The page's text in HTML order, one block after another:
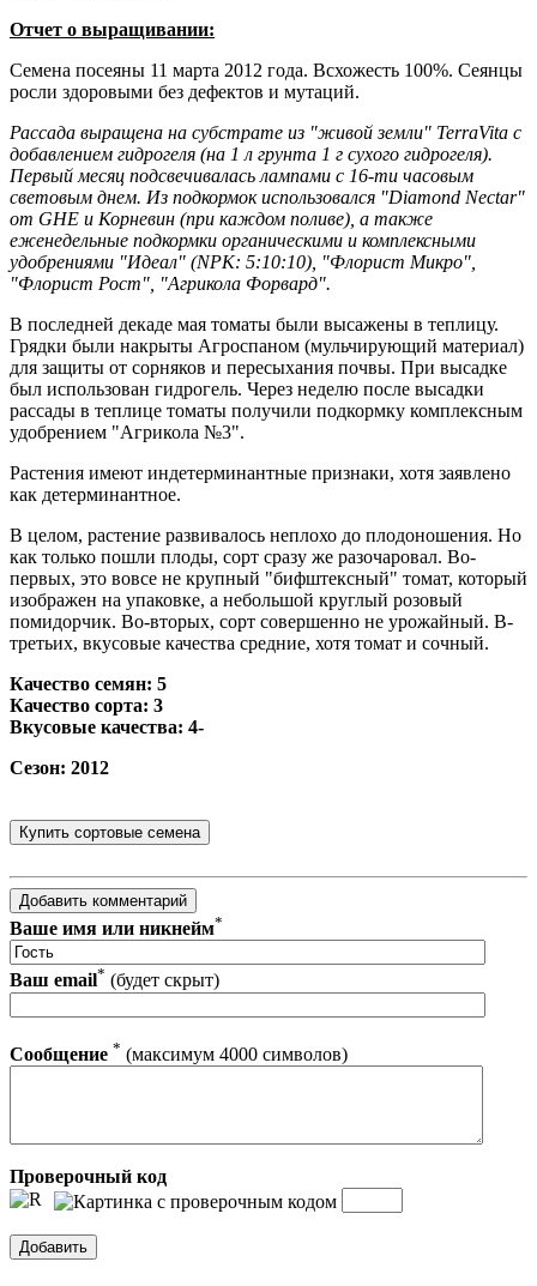
Отчет о выращивании:
Семена посеяны 11 марта 2012 года. Всхожесть 100%. Сеянцы
росли здоровыми без дефектов и мутаций.
Рассада выращена на субстрате из "живой земли" TerraVita с
добавлением гидрогеля (на 1 л грунта 1 г сухого гидрогеля).
Первый месяц подсвечивалась лампами с 16-ти часовым
световым днем. Из подкормок использовался "Diamond Nectar"
от GHE и Корневин (при каждом поливе), а также
еженедельные подкормки органическими и комплексными
удобрениями "Идеал" (NPK: 5:10:10), "Флорист Микро",
"Флорист Рост", "Агрикола Форвард".
В последней декаде мая томаты были высажены в теплицу.
Грядки были накрыты Агроспаном (мульчирующий материал)
для защиты от сорняков и пересыхания почвы. При высадке
был использован гидрогель. Через неделю после высадки
рассады в теплице томаты получили подкормку комплексным
удобрением "Агрикола №3".
Растения имеют индетерминантные признаки, хотя заявлено
как детерминантное.
В целом, растение развивалось неплохо до плодоношения. Но
как только пошли плоды, сорт сразу же разочаровал. Во-
первых, это вовсе не крупный "бифштексный" томат, который
изображен на упаковке, а небольшой круглый розовый
помидорчик. Во-вторых, сорт совершенно не урожайный. В-
третьих, вкусовые качества средние, хотя томат и сочный.
Качество семян: 5
Качество сорта: 3
Вкусовые качества: 4-
Сезон: 2012
Ваше имя или никнейм*
Ваш email* (будет скрыт)
Сообщение * (максимум 4000 символов)
Проверочный код